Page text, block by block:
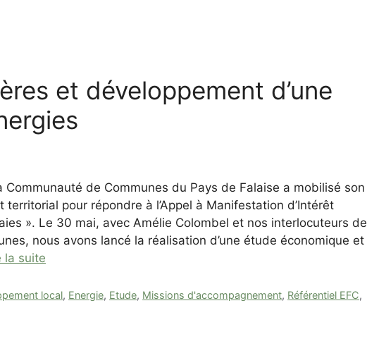
et développement d’une
Communauté de Communes du Pays de Falaise a mobilisé son
pour répondre à l’Appel à Manifestation d’Intérêt
». Le 30 mai, avec Amélie Colombel et nos interlocuteurs de
nous avons lancé la réalisation d’une étude économique et
la suite
local, Energie, Etude, Missions d'accompagnement, Référentiel EFC,